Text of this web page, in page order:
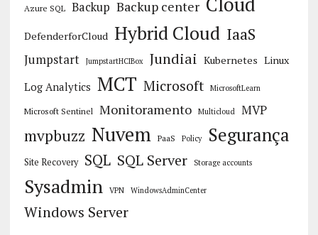
Azure SQL Backup Backup center
DefenderforCloud Hybrid Cloud IaaS
Jumpstart JumpstartHCIBox Jundiai Kubernetes Linux
Log Analytics MCT Microsoft MicrosoftLearn
Microsoft Sentinel Monitoramento Multicloud MVP
mvpbuzz Nuvem PaaS Policy Segurança
Site Recovery SQL SQL Server Storage accounts
Sysadmin VPN WindowsAdminCenter
Windows Server